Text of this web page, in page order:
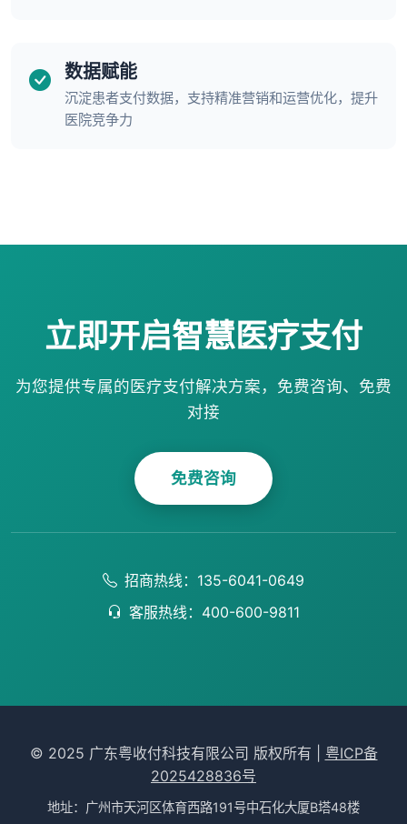
数据赋能
沉淀患者支付数据，支持精准营销和运营优化，提升
医院竞争力
立即开启智慧医疗支付
为您提供专属的医疗支付解决方案，免费咨询、免费
对接
免费咨询
招商热线：135-6041-0649
客服热线：400-600-9811
© 2025 广东粤收付科技有限公司 版权所有 | 粤ICP备
2025428836号
地址：广州市天河区体育西路191号中石化大厦B塔48楼